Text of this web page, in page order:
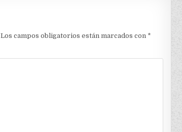
Los campos obligatorios están marcados con *